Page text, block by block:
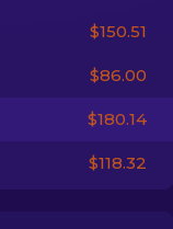
ZH-TW
$150.51
$86.00
$180.14
$118.32